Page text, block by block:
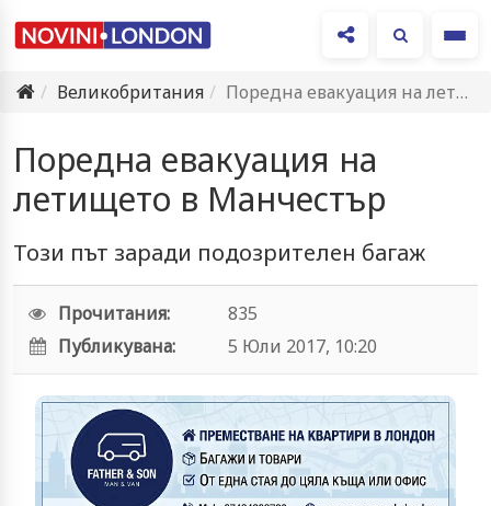
Великобритания
Поредна евакуация на летището в Манчестър
Поредна евакуация на
летището в Манчестър
Този път заради подозрителен багаж
Прочитания:
835
Публикувана:
5 Юли 2017, 10:20